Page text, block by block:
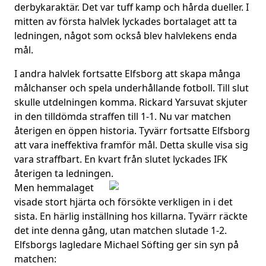
derbykaraktär. Det var tuff kamp och hårda dueller. I
mitten av första halvlek lyckades bortalaget att ta
ledningen, något som också blev halvlekens enda
mål.
I andra halvlek fortsatte Elfsborg att skapa många
målchanser och spela underhållande fotboll. Till slut
skulle utdelningen komma. Rickard Yarsuvat skjuter
in den tilldömda straffen till 1-1. Nu var matchen
återigen en öppen historia. Tyvärr fortsatte Elfsborg
att vara ineffektiva framför mål. Detta skulle visa sig
vara straffbart. En kvart från slutet lyckades IFK
återigen ta ledningen.
Men hemmalaget
visade stort hjärta och försökte verkligen in i det
sista. En härlig inställning hos killarna. Tyvärr räckte
det inte denna gång, utan matchen slutade 1-2.
Elfsborgs lagledare Michael Söfting ger sin syn på
matchen: